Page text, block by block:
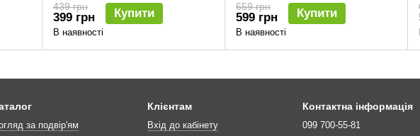
439 грн
399 грн Купити
В наявності
659 грн
599 грн Купити
В наявності
за подвір'ям
Клієнтам
Вхід до кабінету
Контактна інформація
099 700-55-81